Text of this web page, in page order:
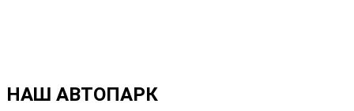
НАШ АВТОПАРК